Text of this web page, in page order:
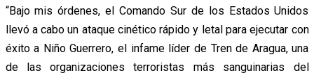
“Bajo mis órdenes, el Comando Sur de los Estados Unidos
llevó a cabo un ataque cinético rápido y letal para ejecutar con
éxito a Niño Guerrero, el infame líder de Tren de Aragua, una
de las organizaciones terroristas más sanguinarias del